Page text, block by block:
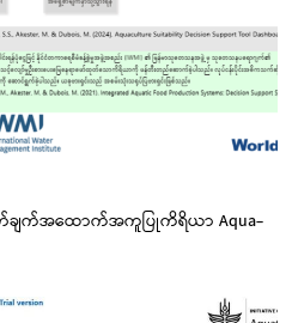
ြတ်ချက်အထောက်အကူပြုကိရိယာ Aqua-